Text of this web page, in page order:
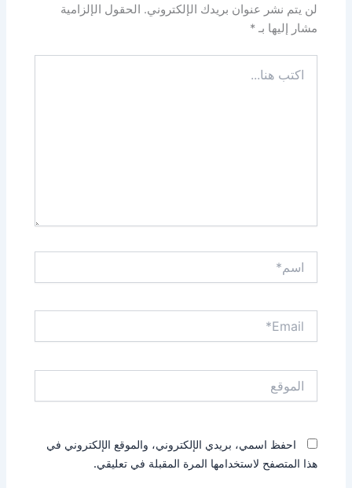
لن يتم نشر عنوان بريدك الإلكتروني. الحقول الإلزامية
مشار إليها بـ*
هنا...
احفظ اسمي، بريدي الإلكتروني، والموقع الإلكتروني في
هذا المتصفح لاستخدامها المرة المقبلة في تعليقي.